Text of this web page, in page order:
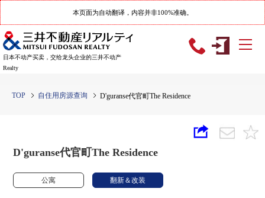
本页面为自动翻译，内容并非100%准确。
日本不动产买卖，交给龙头企业的三井不动产
Realty
TOP 自住用房源查询 D'guranse代官町The Residence
D'guranse代官町The Residence
公寓 翻新＆改装